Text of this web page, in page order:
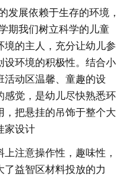
发展依赖于生存的环境，
期我们树立科学的儿童
境的主人，充分让幼儿参
设环境的积极性。结合小
活动区温馨、童趣的设
感觉，是幼儿尽快熟悉环
，把悬挂的吊饰于整个大
家设计
注意操作性，趣味性，
了益智区材料投放的力